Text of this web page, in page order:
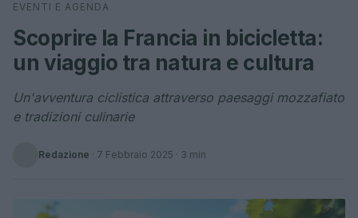
Cerca
EVENTI E AGENDA
Scoprire la Francia in bicicletta:
un viaggio tra natura e cultura
Un'avventura ciclistica attraverso paesaggi mozzafiato
e tradizioni culinarie
Redazione · 7 Febbraio 2025 · 3 min